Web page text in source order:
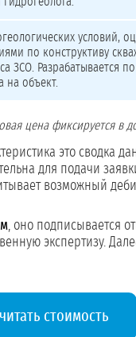
условий,
по конструктиву
ЗСО. Разрабатывается по
объект.
цена фиксируется в
это сводка
для подачи
возможный
, оно подписывается
экспертизу.
стоимость